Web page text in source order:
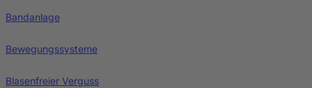
Bandanlage
Bewegungssysteme
Blasenfreier Verguss